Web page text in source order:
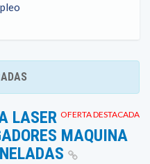
OFERTA DESTACADA
LASER
MAQUINA